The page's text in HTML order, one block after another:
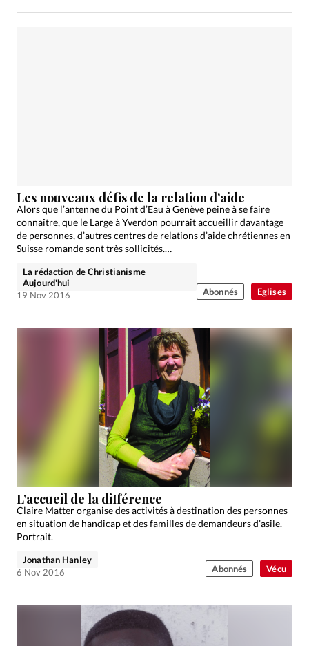
Eglises
Les nouveaux défis de la relation d’aide
Alors que l’antenne du Point d’Eau à Genève peine à se faire
connaître, que le Large à Yverdon pourrait accueillir davantage
de personnes, d’autres centres de relations d’aide chrétiennes en
Suisse romande sont très sollicités.…
La rédaction de Christianisme
Aujourd'hui
19 Nov 2016
Abonnés
Vécu
L’accueil de la différence
Claire Matter organise des activités à destination des personnes
en situation de handicap et des familles de demandeurs d’asile.
Portrait.
Jonathan Hanley
6 Nov 2016
Abonnés